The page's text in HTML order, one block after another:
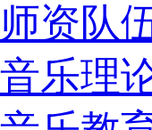
师资队
音乐理